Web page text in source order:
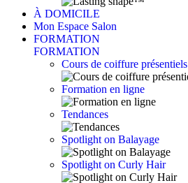
À DOMICILE
Mon Espace Salon
FORMATION
FORMATION
Cours de coiffure présentiels
Formation en ligne
Tendances
Spotlight on Balayage
Spotlight on Curly Hair